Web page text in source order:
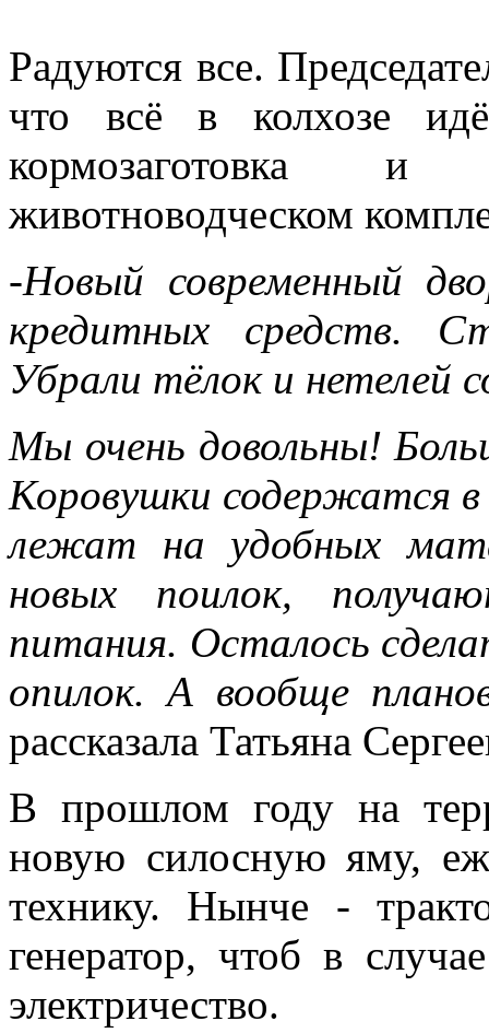
Радуются все.
что всё в колхозе
кормозаготовка
животноводческом
-Новый современный
кредитных средств.
Убрали тёлок и нетелей
Мы очень довольны!
Коровушки содержатся
лежат на удобных
новых поилок,
питания. Осталось
опилок. А вообще
рассказала Татьяна
В прошлом году на
новую силосную яму,
технику. Нынче -
генератор, чтоб в
электричество.